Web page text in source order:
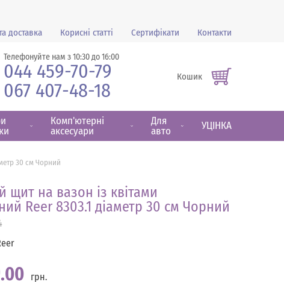
доставка Корисні статті Сертифікати Контакти
Телефонуйте нам з 10:30 до 16:00
044 459-70-79
067 407-48-18
Кошик
Комп'ютерні
аксесуари
Для
авто
УЦІНКА
30 см Чорний
щит на вазон із квітами
Reer 8303.1 діаметр 30 см Чорний
грн.